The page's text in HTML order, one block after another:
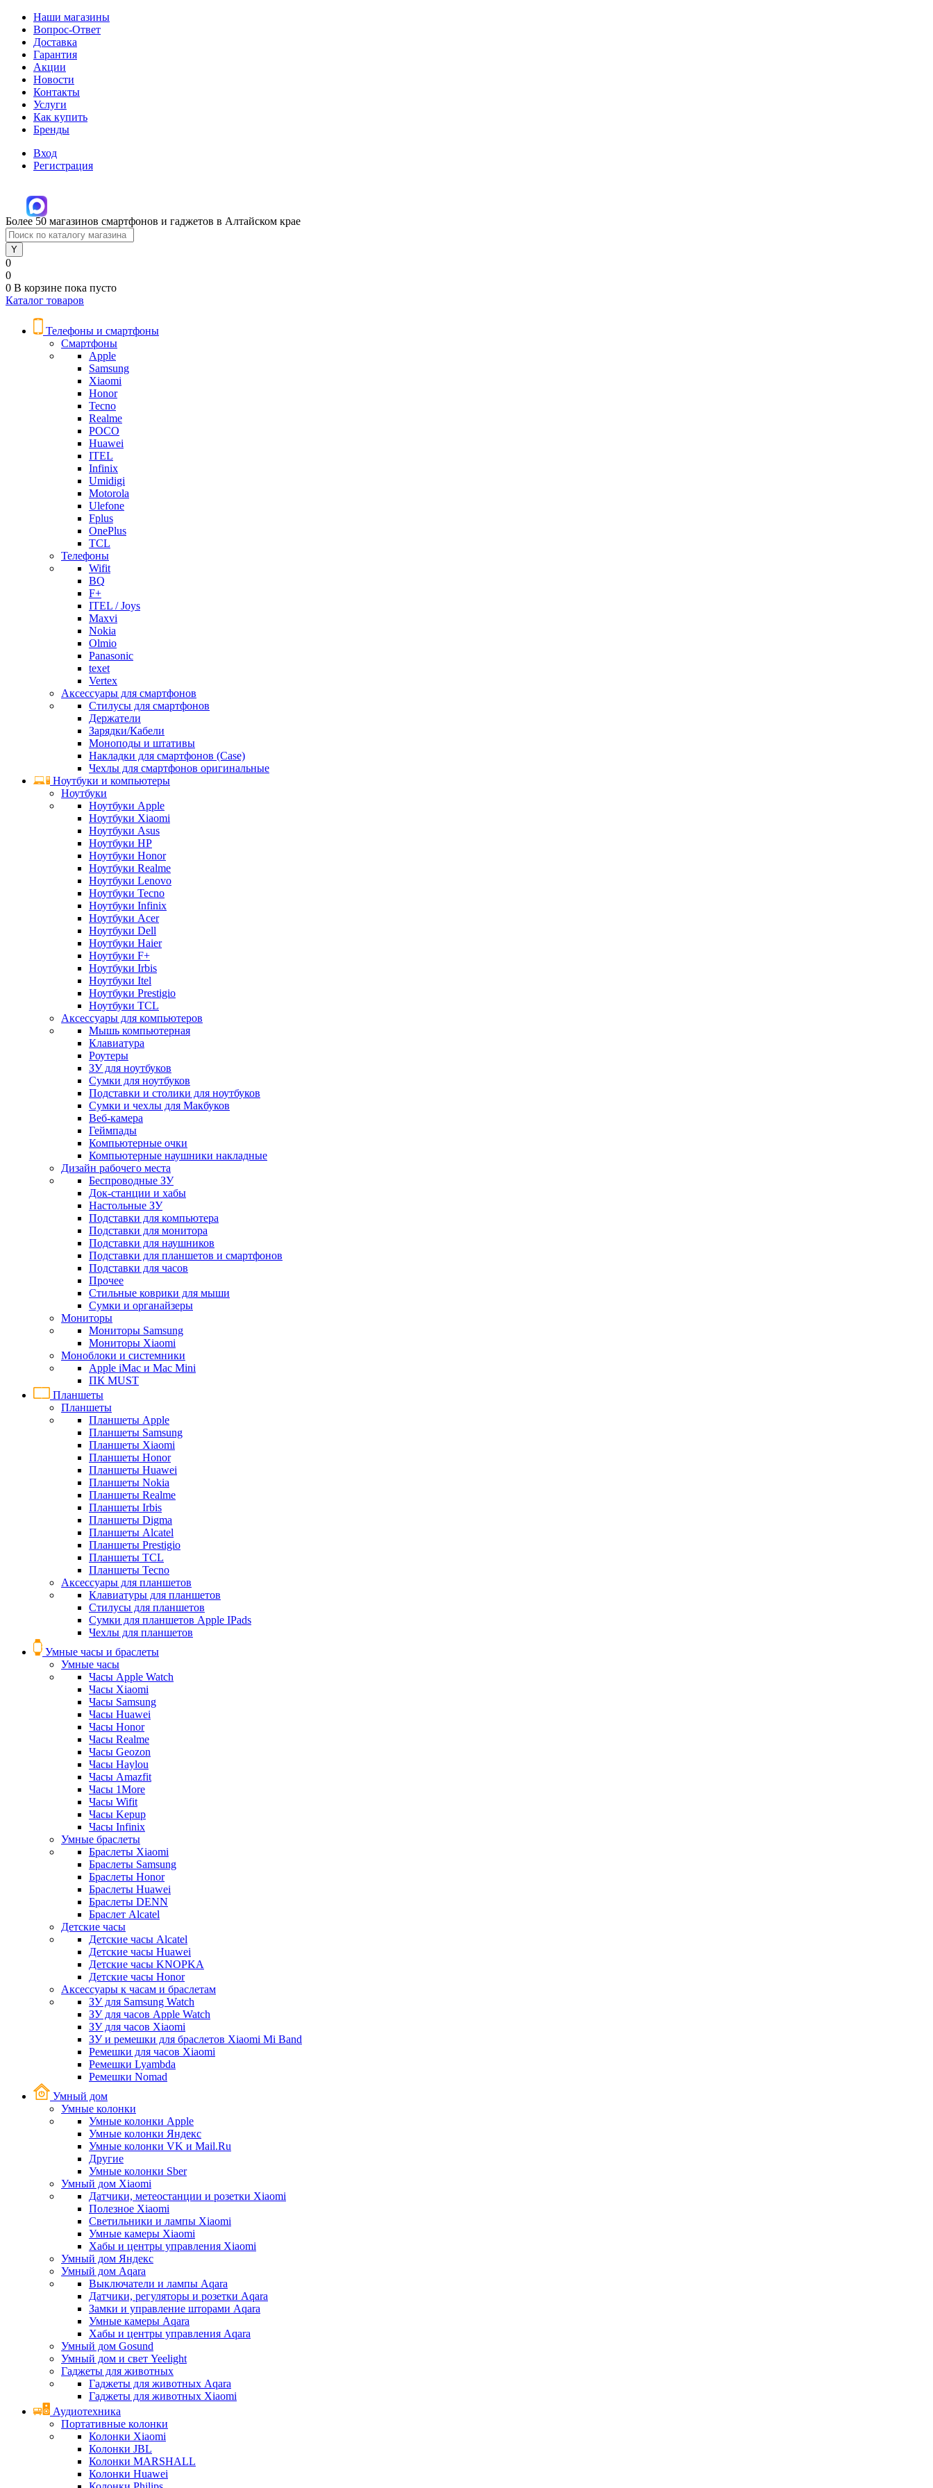
Наши магазины
Вопрос-Ответ
Доставка
Гарантия
Акции
Новости
Контакты
Услуги
Как купить
Бренды
Вход
Регистрация
Более 50 магазинов смартфонов и гаджетов в Алтайском крае
0
0
0 В корзине пока пусто
Каталог товаров
Телефоны и смартфоны
Смартфоны
Apple
Samsung
Xiaomi
Honor
Tecno
Realme
POCO
Huawei
ITEL
Infinix
Umidigi
Motorola
Ulefone
Fplus
OnePlus
TCL
Телефоны
Wifit
BQ
F+
ITEL / Joys
Maxvi
Nokia
Olmio
Panasonic
texet
Vertex
Аксессуары для смартфонов
Стилусы для смартфонов
Держатели
Зарядки/Кабели
Моноподы и штативы
Накладки для смартфонов (Case)
Чехлы для смартфонов оригинальные
Ноутбуки и компьютеры
Ноутбуки
Ноутбуки Apple
Ноутбуки Xiaomi
Ноутбуки Asus
Ноутбуки HP
Ноутбуки Honor
Ноутбуки Realme
Ноутбуки Lenovo
Ноутбуки Tecno
Ноутбуки Infinix
Ноутбуки Acer
Ноутбуки Dell
Ноутбуки Haier
Ноутбуки F+
Ноутбуки Irbis
Ноутбуки Itel
Ноутбуки Prestigio
Ноутбуки TCL
Аксессуары для компьютеров
Мышь компьютерная
Клавиатура
Роутеры
ЗУ для ноутбуков
Сумки для ноутбуков
Подставки и столики для ноутбуков
Сумки и чехлы для Макбуков
Веб-камера
Геймпады
Компьютерные очки
Компьютерные наушники накладные
Дизайн рабочего места
Беспроводные ЗУ
Док-станции и хабы
Настольные ЗУ
Подставки для компьютера
Подставки для монитора
Подставки для наушников
Подставки для планшетов и смартфонов
Подставки для часов
Прочее
Стильные коврики для мыши
Сумки и органайзеры
Мониторы
Мониторы Samsung
Мониторы Xiaomi
Моноблоки и системники
Apple iMac и Mac Mini
ПК MUST
Планшеты
Планшеты
Планшеты Apple
Планшеты Samsung
Планшеты Xiaomi
Планшеты Honor
Планшеты Huawei
Планшеты Nokia
Планшеты Realme
Планшеты Irbis
Планшеты Digma
Планшеты Alcatel
Планшеты Prestigio
Планшеты TCL
Планшеты Tecno
Аксессуары для планшетов
Клавиатуры для планшетов
Стилусы для планшетов
Сумки для планшетов Apple IPads
Чехлы для планшетов
Умные часы и браслеты
Умные часы
Часы Apple Watch
Часы Xiaomi
Часы Samsung
Часы Huawei
Часы Honor
Часы Realme
Часы Geozon
Часы Haylou
Часы Amazfit
Часы 1More
Часы Wifit
Часы Kepup
Часы Infinix
Умные браслеты
Браслеты Xiaomi
Браслеты Samsung
Браслеты Honor
Браслеты Huawei
Браслеты DENN
Браслет Alcatel
Детские часы
Детские часы Alcatel
Детские часы Huawei
Детские часы KNOPKA
Детские часы Honor
Аксессуары к часам и браслетам
ЗУ для Samsung Watch
ЗУ для часов Apple Watch
ЗУ для часов Xiaomi
ЗУ и ремешки для браслетов Xiaomi Mi Band
Ремешки для часов Xiaomi
Ремешки Lyambda
Ремешки Nomad
Умный дом
Умные колонки
Умные колонки Apple
Умные колонки Яндекс
Умные колонки VK и Mail.Ru
Другие
Умные колонки Sber
Умный дом Xiaomi
Датчики, метеостанции и розетки Xiaomi
Полезное Xiaomi
Светильники и лампы Xiaomi
Умные камеры Xiaomi
Хабы и центры управления Xiaomi
Умный дом Яндекс
Умный дом Aqara
Выключатели и лампы Aqara
Датчики, регуляторы и розетки Aqara
Замки и управление шторами Aqara
Умные камеры Aqara
Хабы и центры управления Aqara
Умный дом Gosund
Умный дом и свет Yeelight
Гаджеты для животных
Гаджеты для животных Aqara
Гаджеты для животных Xiaomi
Аудиотехника
Портативные колонки
Колонки Xiaomi
Колонки JBL
Колонки MARSHALL
Колонки Huawei